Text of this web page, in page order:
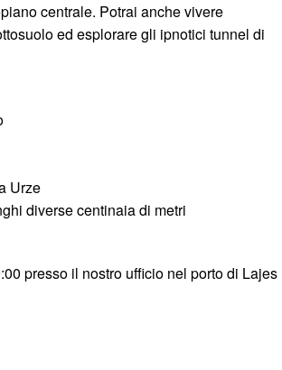
centrale. Potrai anche vivere
ed esplorare gli ipnotici tunnel di
Urze
diverse centinaia di metri
presso il nostro ufficio nel porto di Lajes